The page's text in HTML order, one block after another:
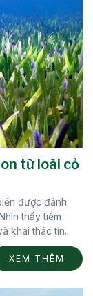
từ loài cỏ
được đánh
thấy tiềm
khai thác tín...
XEM THÊM